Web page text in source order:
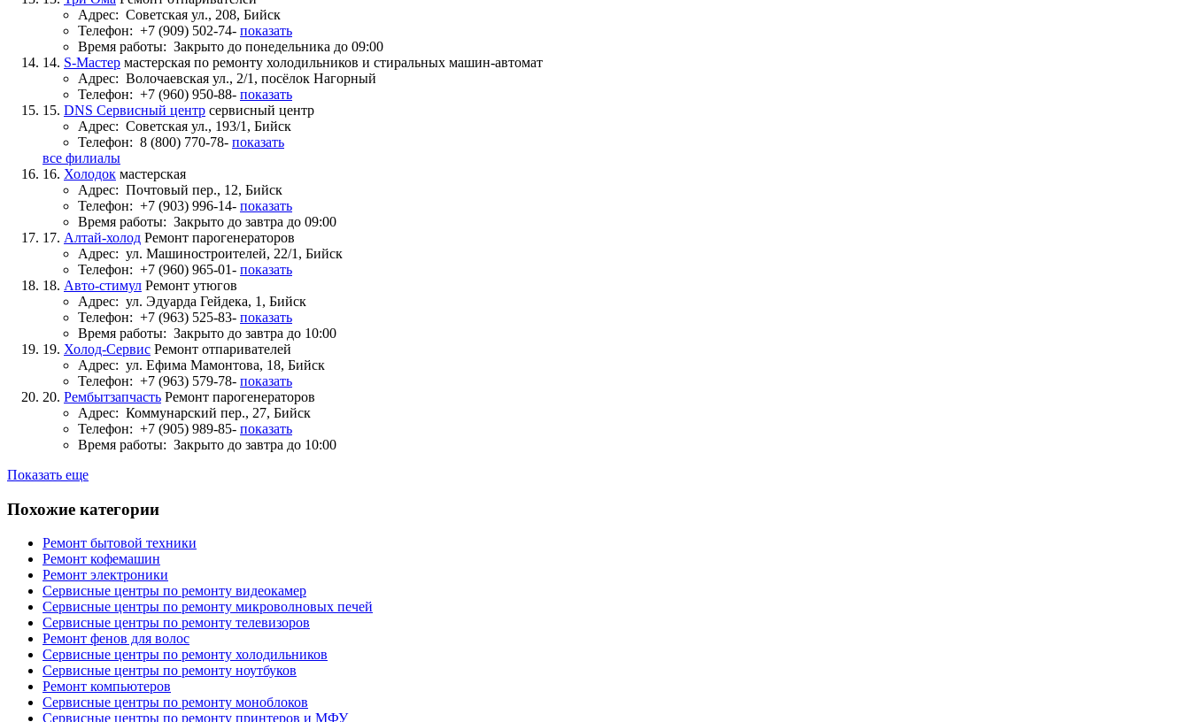
Адрес: Советская ул., 208, Бийск
Телефон: +7 (909) 502-74- показать
Время работы: Закрыто до понедельника до 09:00
14. S-Мастер мастерская по ремонту холодильников и стиральных машин-автомат
Адрес: Волочаевская ул., 2/1, посёлок Нагорный
Телефон: +7 (960) 950-88- показать
15. DNS Сервисный центр сервисный центр
Адрес: Советская ул., 193/1, Бийск
Телефон: 8 (800) 770-78- показать
все филиалы
16. Холодок мастерская
Адрес: Почтовый пер., 12, Бийск
Телефон: +7 (903) 996-14- показать
Время работы: Закрыто до завтра до 09:00
17. Алтай-холод Ремонт парогенераторов
Адрес: ул. Машиностроителей, 22/1, Бийск
Телефон: +7 (960) 965-01- показать
18. Авто-стимул Ремонт утюгов
Адрес: ул. Эдуарда Гейдека, 1, Бийск
Телефон: +7 (963) 525-83- показать
Время работы: Закрыто до завтра до 10:00
19. Холод-Сервис Ремонт отпаривателей
Адрес: ул. Ефима Мамонтова, 18, Бийск
Телефон: +7 (963) 579-78- показать
20. Рембытзапчасть Ремонт парогенераторов
Адрес: Коммунарский пер., 27, Бийск
Телефон: +7 (905) 989-85- показать
Время работы: Закрыто до завтра до 10:00
Показать еще
Похожие категории
Ремонт бытовой техники
Ремонт кофемашин
Ремонт электроники
Сервисные центры по ремонту видеокамер
Сервисные центры по ремонту микроволновых печей
Сервисные центры по ремонту телевизоров
Ремонт фенов для волос
Сервисные центры по ремонту холодильников
Сервисные центры по ремонту ноутбуков
Ремонт компьютеров
Сервисные центры по ремонту моноблоков
Сервисные центры по ремонту принтеров и МФУ